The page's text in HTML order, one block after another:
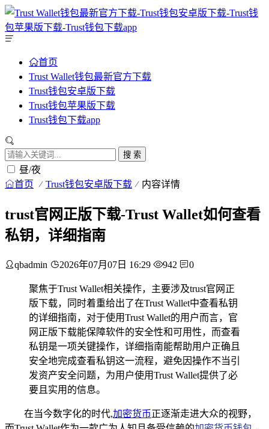
首页
Trust Wallet钱包最新官方下载
Trust钱包安卓版下载
Trust钱包苹果版下载
Trust钱包下载app
搜 索
昼/夜
首页 Trust钱包安卓版下载 内容详情
trust官网正版下载-Trust Wallet如何查看
私钥，详细指南
qbadmin 2026年07月07日 16:29 942 0
聚焦于Trust Wallet相关操作，主要涉及trust官网正
版下载，同时着重给出了在Trust Wallet中查看私钥
的详细指南，对于使用Trust Wallet的用户而言，官
网正版下载能保障软件的安全性和可用性，而查看
私钥是一项关键操作，详细指南能帮助用户正确且
安全地完成查看私钥这一流程，避免因操作不当引
发资产安全问题，为用户使用Trust Wallet提供了必
要且实用的信息。
在当今数字化的时代,加密货币正逐渐走进大众的视野，